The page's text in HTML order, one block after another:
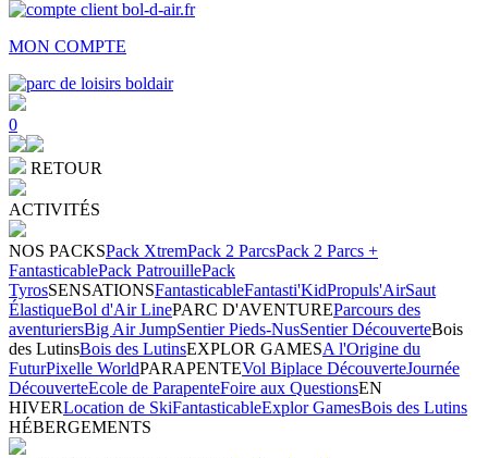
MON COMPTE
0
RETOUR
ACTIVITÉS
NOS PACKSPack XtremPack 2 ParcsPack 2 Parcs +
FantasticablePack PatrouillePack
TyrosSENSATIONSFantasticableFantasti'KidPropuls'AirSaut
ÉlastiqueBol d'Air LinePARC D'AVENTUREParcours des
aventuriersBig Air JumpSentier Pieds-NusSentier DécouverteBois
des LutinsBois des LutinsEXPLOR GAMESA l'Origine du
FuturPixelle WorldPARAPENTEVol Biplace DécouverteJournée
DécouverteEcole de ParapenteFoire aux QuestionsEN
HIVERLocation de SkiFantasticableExplor GamesBois des Lutins
HÉBERGEMENTS